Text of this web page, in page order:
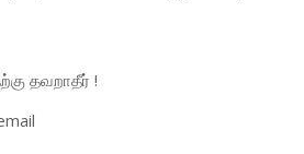
தவறாதீர் !